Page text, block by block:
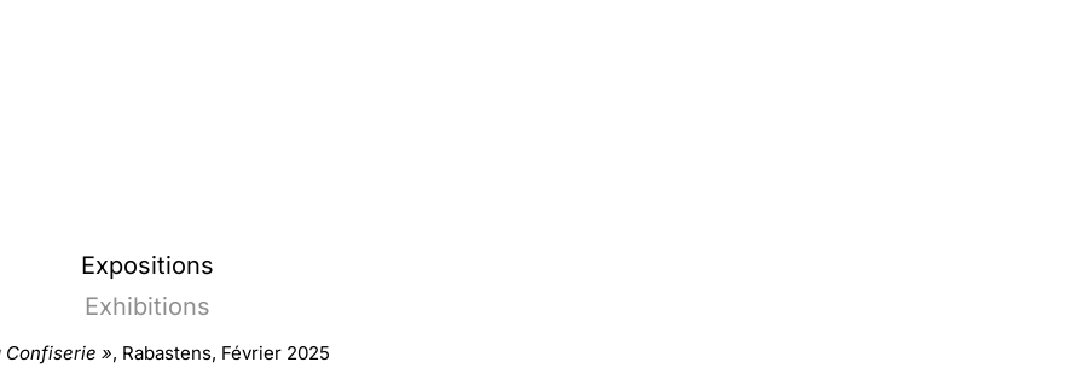
Expositions
Exhibitions
Confiserie », Rabastens, Février 2025